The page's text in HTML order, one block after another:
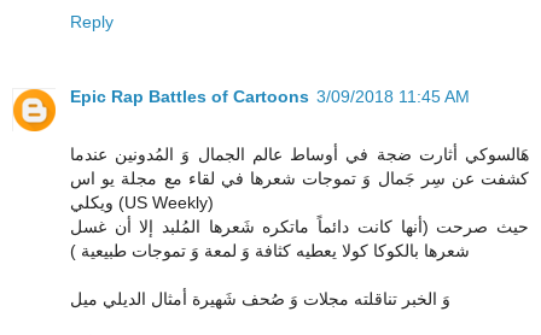
Reply
Epic Rap Battles of Cartoons 3/09/2018 11:45 AM
هَالسوكي أثارت ضجة في أوساط عالم الجمال وَ المُدونين عندما
كشفت عن سِر جَمال وَ تموجات شعرها في لقاء مع مجلة يو اس
ويكلي (US Weekly)
حيث صرحت (أنها كانت دائماً ماتكره شَعرها المُلبد إلا أن غسل
شعرها بالكوكا كولا يعطيه كثافة وَ لمعة وَ تموجات طبيعية )
وَ الخبر تناقلته مجلات وَ صُحف شَهيرة أمثال الديلي ميل